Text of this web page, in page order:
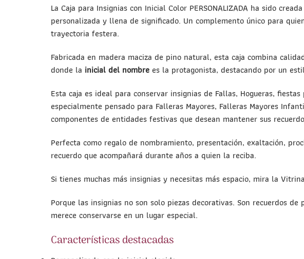
La Caja para Insignias con Inicial Color PERSONALIZADA ha sido
personalizada y llena de significado. Un complemento único para
trayectoria festera.
Fabricada en madera maciza de pino natural, esta caja combina
donde la inicial del nombrees la protagonista, destacando por un
Esta caja es ideal para conservar insignias de Fallas, Hogueras,
especialmente pensado para Falleras Mayores, Falleras Mayores
componentes de entidades festivas que desean mantener sus
Perfecta como regalo de nombramiento, presentación, exaltación,
recuerdo que acompañará durante años a quien la reciba.
Si tienes muchas más insignias y necesitas más espacio, mira la
Porque las insignias no son solo piezas decorativas. Son recuerdos
merece conservarse en un lugar especial.
Características destacadas